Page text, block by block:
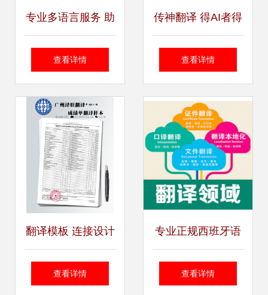
专业多语言服务 助
力全球化沟通
查看详情
传神翻译 得AI者得
天下，语言服务的
查看详情
翻译模板 连接设计
与服务的语言桥梁
查看详情
专业正规西班牙语
公证文件翻译盖章
查看详情